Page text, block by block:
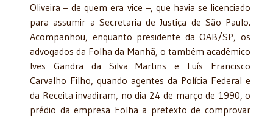
Oliveira – de quem era vice –, que havia se licenciado
para assumir a Secretaria de Justiça de São Paulo.
Acompanhou, enquanto presidente da OAB/SP, os
advogados da Folha da Manhã, o também acadêmico
Ives Gandra da Silva Martins e Luís Francisco
Carvalho Filho, quando agentes da Polícia Federal e
da Receita invadiram, no dia 24 de março de 1990, o
prédio da empresa Folha a pretexto de comprovar